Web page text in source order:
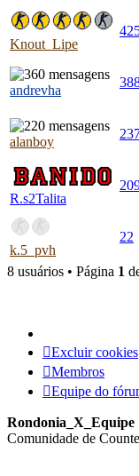
Knout_Lipe
andrevha
alanboy
R.s2Talita
k.5_pvh
22
8 usuários • Página 1
Excluir cookies
Membros
Equipe do
Rondonia_X_Equipe
Comunidade de